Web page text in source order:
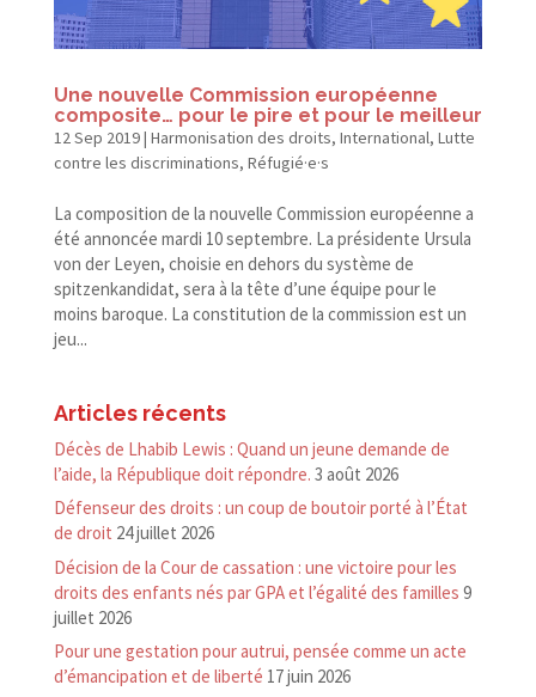
Une nouvelle Commission européenne
composite… pour le pire et pour le meilleur
12 Sep 2019| Harmonisation des droits, International, Lutte
contre les discriminations, Réfugié·e·s
La composition de la nouvelle Commission européenne a
été annoncée mardi 10 septembre. La présidente Ursula
von der Leyen, choisie en dehors du système de
spitzenkandidat, sera à la tête d’une équipe pour le
moins baroque. La constitution de la commission est un
jeu...
Articles récents
Décès de Lhabib Lewis : Quand un jeune demande de
l’aide, la République doit répondre. 3 août 2026
Défenseur des droits : un coup de boutoir porté à l’État
de droit 24 juillet 2026
Décision de la Cour de cassation : une victoire pour les
droits des enfants nés par GPA et l’égalité des familles 9
juillet 2026
Pour une gestation pour autrui, pensée comme un acte
d’émancipation et de liberté 17 juin 2026